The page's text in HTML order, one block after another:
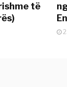
të